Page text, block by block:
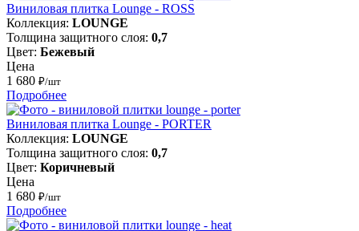
Виниловая плитка Lounge - ROSS
Коллекция: LOUNGE
Толщина защитного слоя: 0,7
Цвет: Бежевый
Цена
1 680 ₽/шт
Подробнее
Виниловая плитка Lounge - PORTER
Коллекция: LOUNGE
Толщина защитного слоя: 0,7
Цвет: Коричневый
Цена
1 680 ₽/шт
Подробнее